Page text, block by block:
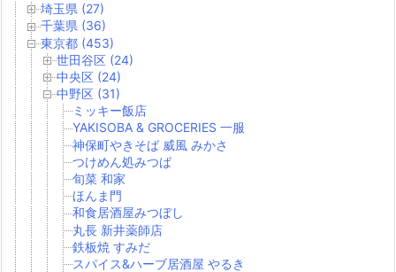
埼玉県 (27)
千葉県 (36)
東京都 (453)
世田谷区 (24)
中央区 (24)
中野区 (31)
ミッキー飯店
YAKISOBA & GROCERIES 一服
神保町やきそば 威風 みかさ
つけめん処みつば
旬菜 和家
ほんま門
和食居酒屋みつぼし
丸長 新井薬師店
鉄板焼 すみだ
スパイス&ハーブ居酒屋 やるき